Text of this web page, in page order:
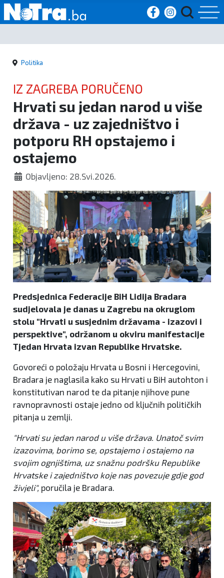
Početna
Vijesti
Sport
Kultura
Crna
kronika
Politika
Zanimljivosti
Politika
IZ ZAGREBA PORUČENO
Hrvati su jedan narod u više
država - uz zajedništvo i
potporu RH opstajemo i
ostajemo
Objavljeno: 28.Svi.2026.
Predsjednica Federacije BiH Lidija Bradara
sudjelovala je danas u Zagrebu na okruglom
stolu "Hrvati u susjednim državama - izazovi i
perspektive", održanom u okviru manifestacije
Tjedan Hrvata izvan Republike Hrvatske.
Govoreći o položaju Hrvata u Bosni i Hercegovini,
Bradara je naglasila kako su Hrvati u BiH autohton i
konstitutivan narod te da pitanje njihove pune
ravnopravnosti ostaje jedno od ključnih političkih
pitanja u zemlji.
"Hrvati su jedan narod u više država. Unatoč svim
izazovima, borimo se, opstajemo i ostajemo na
svojim ognjištima, uz snažnu podršku Republike
Hrvatske i zajedništvo koje nas povezuje gdje god
živjeli", poručila je Bradara.